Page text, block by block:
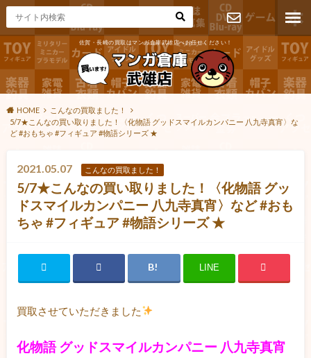
佐賀・長崎の買取はマンガ倉庫武雄店へお任せください！
お問い合わ
せ
HOME
こんなの買取ました！
5/7★こんなの買い取りました！〈化物語 グッドスマイルカンパニー 八九寺真宵〉な
ど #おもちゃ #フィギュア #物語シリーズ ★
2021.05.07 こんなの買取ました！
5/7★こんなの買い取りました！〈化物語 グッ
ドスマイルカンパニー 八九寺真宵〉など #おも
ちゃ #フィギュア #物語シリーズ ★
LINE
買取させていただきました
化物語 グッドスマイルカンパニー 八九寺真宵